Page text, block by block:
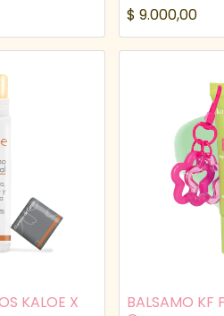
$ 9.000,00
KALOE X
BALSAMO KF